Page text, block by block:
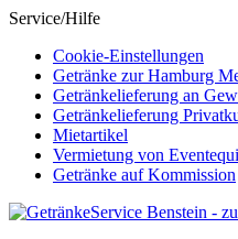
Service/Hilfe
Cookie-Einstellungen
Getränke zur Hamburg
Getränkelieferung an
Getränkelieferung
Mietartikel
Vermietung von
Getränke auf Kommission